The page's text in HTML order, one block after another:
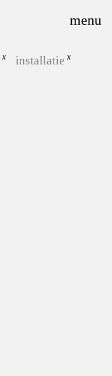
installatie